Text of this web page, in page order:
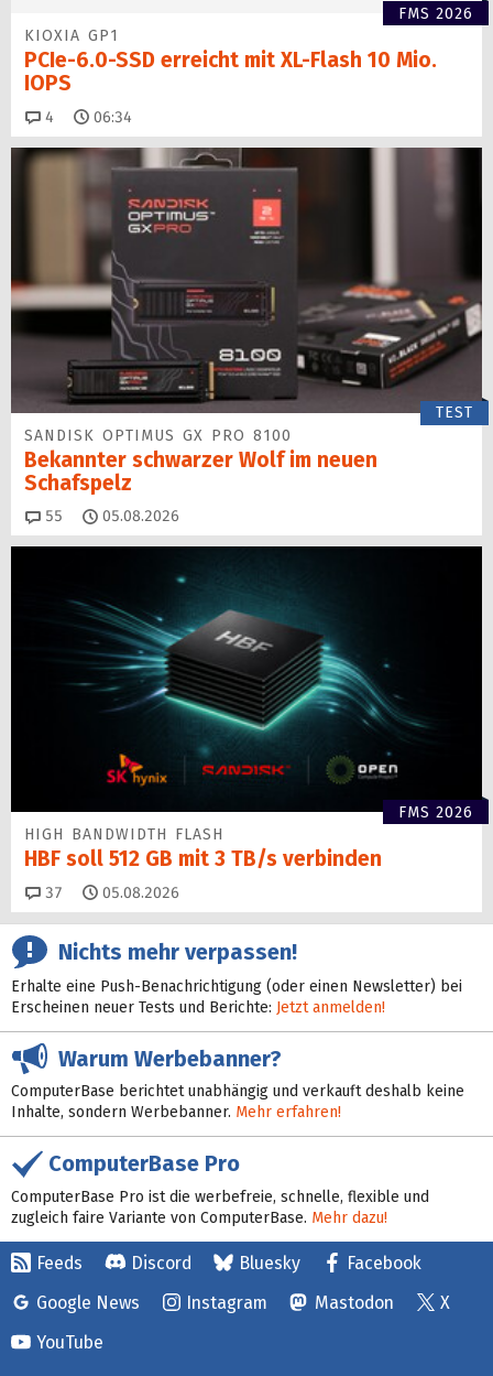
FMS 2026
KIOXIA GP1
PCIe-6.0-SSD erreicht mit XL-Flash 10 Mio.
IOPS
4 Kommentare
06:34
TEST
SANDISK OPTIMUS GX PRO 8100
Bekannter schwarzer Wolf im neuen
Schafspelz
55 Kommentare
05.08.2026
FMS 2026
HIGH BANDWIDTH FLASH
HBF soll 512 GB mit 3 TB/s verbinden
37 Kommentare
05.08.2026
Nichts mehr verpassen!
Erhalte eine Push-Benachrichtigung (oder einen Newsletter) bei
Erscheinen neuer Tests und Berichte: Jetzt anmelden!
Warum Werbebanner?
ComputerBase berichtet unabhängig und verkauft deshalb keine
Inhalte, sondern Werbebanner. Mehr erfahren!
ComputerBase Pro
ComputerBase Pro ist die werbefreie, schnelle, flexible und
zugleich faire Variante von ComputerBase. Mehr dazu!
Feeds Discord Bluesky
Facebook
Google News
Instagram Mastodon
X
YouTube